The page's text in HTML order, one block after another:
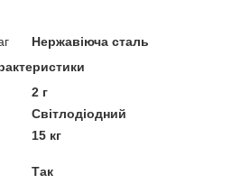
Нержавіюча сталь
2 г
Світлодіодний
15 кг
Так